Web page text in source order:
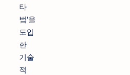
타
법'을
도입
한
기술
적